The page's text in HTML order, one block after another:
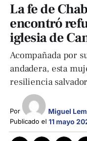
La fe de
encontró
iglesia de
Acompañada por
andadera, esta
resiliencia
Por Miguel
Publicado el 11 mayo